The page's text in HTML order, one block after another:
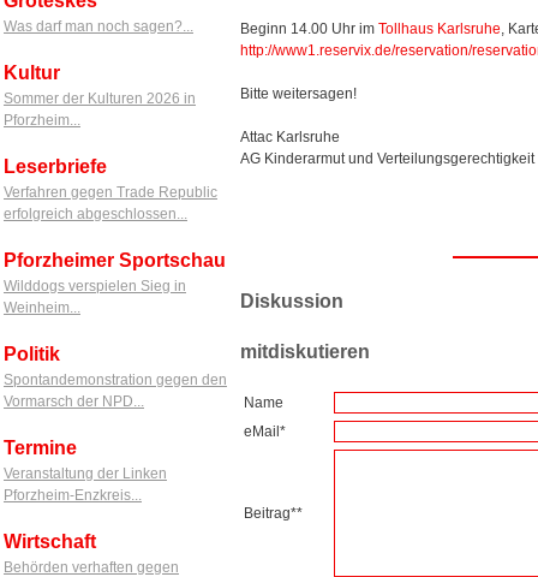
Was darf man noch sagen?...
Kultur
Sommer der Kulturen 2026 in
Pforzheim...
Leserbriefe
Verfahren gegen Trade Republic
erfolgreich abgeschlossen...
Pforzheimer Sportschau
Wilddogs verspielen Sieg in
Weinheim...
Politik
Spontandemonstration gegen den
Vormarsch der NPD...
Termine
Veranstaltung der Linken
Pforzheim-Enzkreis...
Wirtschaft
Behörden verhaften gegen
Beginn 14.00 Uhr im Tollhaus Karlsruhe,
http://www1.reservix.de/reservation/
Bitte weitersagen!
Attac Karlsruhe
AG Kinderarmut und Verteilungsgerechtigkeit
Diskussion
mitdiskutieren
Name
eMail*
Beitrag**